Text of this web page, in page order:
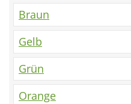
Braun
Gelb
Grün
Orange